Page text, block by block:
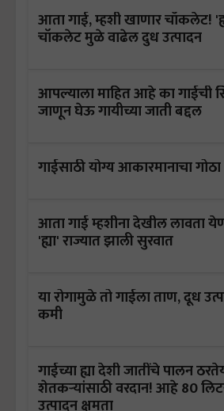
आता गाई, म्हशी खाणार चॉकलेट!
चॉकलेट मुळे वाढेल दुध उत्पादन
आपल्याला माहित आहे का गाईची
जाणून घेऊ गायीच्या जाती बद्दल
गाईसाठी योग्य आकारमानाचा गोठा
आता गाई म्हशीना देखील लावता
'ह्या' राज्यात झाली सुरवात
या रोगामुळे तो गाईला ताण, दूध
कमी
गाईच्या ह्या देशी जातींचे पालन
शेतकऱ्यांसाठी वरदान! आहे 80
उत्पादन क्षमता